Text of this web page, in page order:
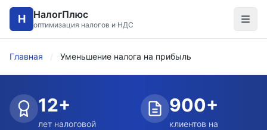
Н НалогПлюс
оптимизация налогов и НДС
Главная / Уменьшение налога на прибыль
12+
лет налоговой
900+
клиентов на